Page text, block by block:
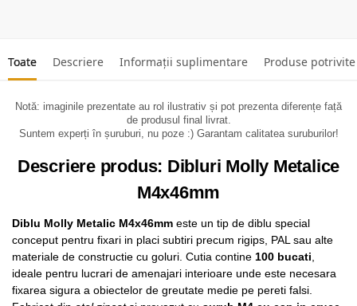
Toate Descriere Informații suplimentare Produse potrivite
Notă: imaginile prezentate au rol ilustrativ și pot prezenta diferențe față
de produsul final livrat.
Suntem experți în șuruburi, nu poze :) Garantam calitatea suruburilor!
Descriere produs: Dibluri Molly Metalice
M4x46mm
Diblu Molly Metalic M4x46mm este un tip de diblu special
conceput pentru fixari in placi subtiri precum rigips, PAL sau alte
materiale de constructie cu goluri. Cutia contine 100 bucati
ideale pentru lucrari de amenajari interioare unde este necesara
fixarea sigura a obiectelor de greutate medie pe pereti falsi.